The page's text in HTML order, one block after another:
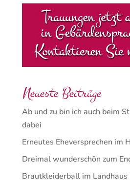
Neueste Beiträge
Ab und zu bin ich auch beim
dabei
Erneutes Eheversprechen im
Dreimal wunderschön zum
Brautkleiderball im Landhaus